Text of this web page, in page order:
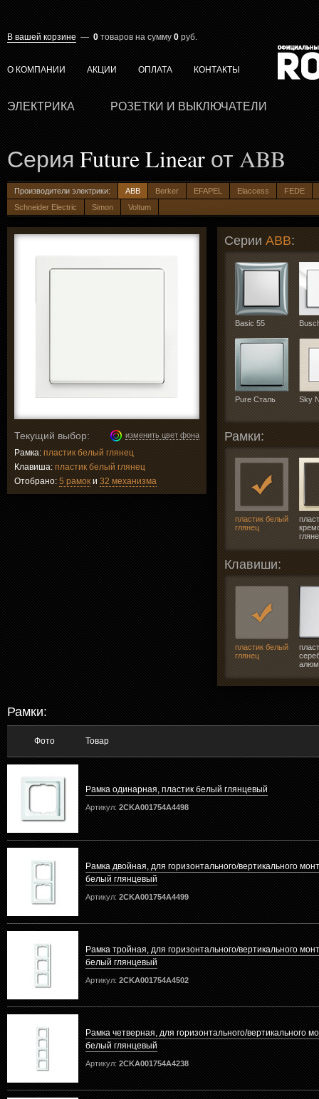
В вашей корзине — 0 товаров на сумму 0 руб.
О КОМПАНИИ АКЦИИ ОПЛАТА КОНТАКТЫ
ЭЛЕКТРИКА РОЗЕТКИ И ВЫКЛЮЧАТЕЛИ
Серия Future Linear от ABB
Производители электрики: ABB Berker EFAPEL Elaccess
FEDE
Schneider Electric
Simon Voltum
изменить цвет фона
Текущий выбор:
Рамка: пластик белый глянец
Клавиша: пластик белый глянец
Отобрано: 5 рамок и 32 механизма
Серии ABB:
Basic 55
Pure Сталь Sky
Рамки:
пластик белый
глянец
Клавиши:
пластик белый
глянец
Рамки:
Фото Товар
Рамка одинарная, пластик белый глянцевый
Артикул: 2CKA001754A4498
Рамка двойная, для горизонтального/вертикального
белый глянцевый
Артикул: 2CKA001754A4499
Рамка тройная, для горизонтального/вертикального
белый глянцевый
Артикул: 2CKA001754A4502
Рамка четверная, для горизонтального/вертикального
белый глянцевый
Артикул: 2CKA001754A4238